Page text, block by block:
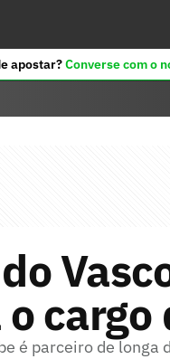
apostar?Converse com o
o
é parceiro de longa